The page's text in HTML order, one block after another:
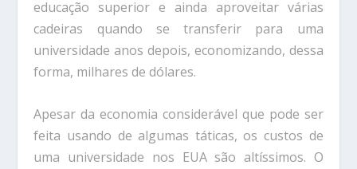
educação superior e ainda aproveitar várias
cadeiras quando se transferir para uma
universidade anos depois, economizando, dessa
forma, milhares de dólares.
Apesar da economia considerável que pode ser
feita usando de algumas táticas, os custos de
uma universidade nos EUA são altíssimos. O